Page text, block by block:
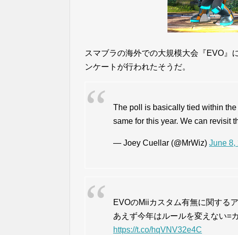
スマブラの海外での大規模大会『EVO』
ンケートが行われたそうだ。
The poll is basically tied within
same for this year. We can revisit
— Joey Cuellar (@MrWiz) June 8,
EVOのMiiカスタム有無に関する
あえず今年はルールを変えない=
https://t.co/hqVNV32e4C